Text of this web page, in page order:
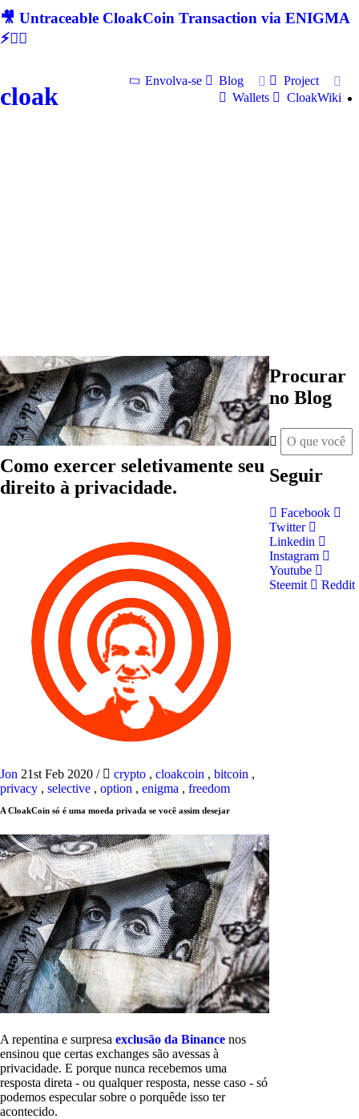
🎥 Untraceable CloakCoin Transaction via ENIGMA
⚡🕵‍♂
cloak
Envolva-se Blog
Project
Wallets
CloakWiki
Como exercer seletivamente seu
direito à privacidade.
Jon 21st Feb 2020 / crypto , cloakcoin , bitcoin ,
privacy , selective , option , enigma , freedom
A CloakCoin só é uma moeda privada se você assim desejar
A repentina e surpresa exclusão da Binance nos
ensinou que certas exchanges são avessas à
privacidade. E porque nunca recebemos uma
resposta direta - ou qualquer resposta, nesse caso - só
podemos especular sobre o porquêde isso ter
acontecido.
Procurar
no Blog
Seguir
Facebook
Twitter
Linkedin
Instagram
Youtube
Steemit
Reddit